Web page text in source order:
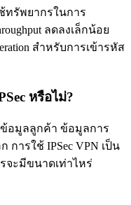
ทรัพยากรในการ
ลดลงเล็กน้อย
สำหรับการเข้ารหัส
หรือไม่?
อมูลลูกค้า ข้อมูลการ
ารใช้ IPSec VPN เป็น
จะมีขนาดเท่าไหร่